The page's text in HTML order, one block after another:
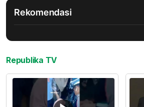
Rekomendasi
Republika TV